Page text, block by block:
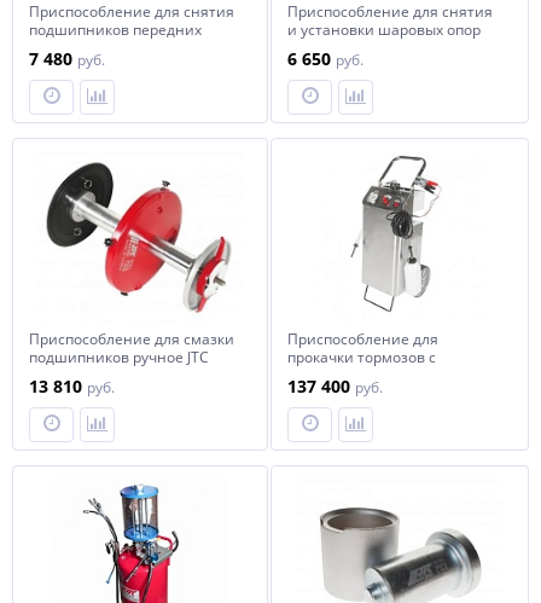
Приспособление для снятия
подшипников передних
7 480 руб.
Приспособление для снятия
и установки шаровых опор
6 650 руб.
Приспособление для смазки
подшипников ручное JTC
13 810 руб.
Приспособление для
прокачки тормозов с
137 400 руб.